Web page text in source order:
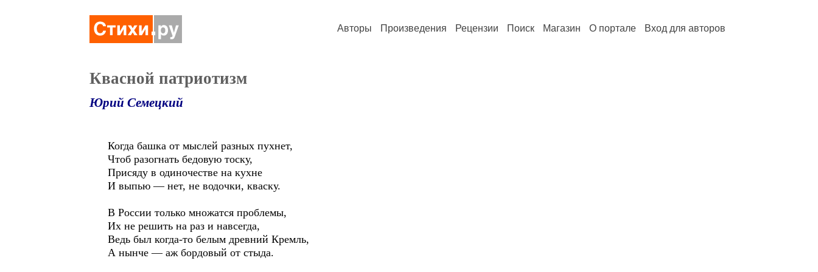
Авторы Произведения Рецензии Поиск Магазин О портале Вход для авторов
Квасной патриотизм
Юрий Семецкий
Когда башка от мыслей разных пухнет,
Чтоб разогнать бедовую тоску,
Присяду в одиночестве на кухне
И выпью — нет, не водочки, кваску.
В России только множатся проблемы,
Их не решить на раз и навсегда,
Ведь был когда-то белым древний Кремль,
А нынче — аж бордовый от стыда.